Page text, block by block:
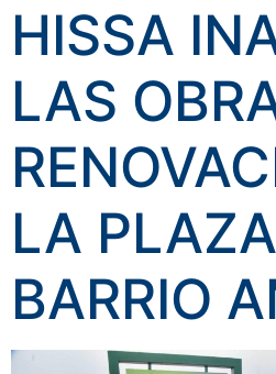
HISSA
LAS
LA
BARRIO